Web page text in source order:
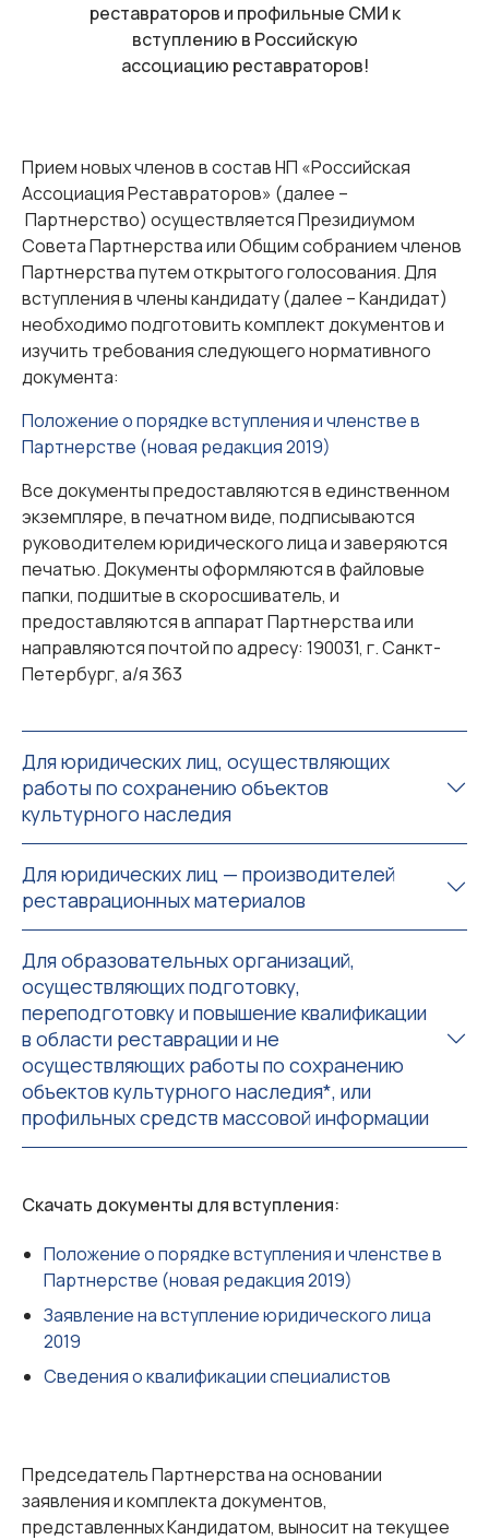
реставраторов и профильные СМИ к
вступлению в Российскую
ассоциацию реставраторов!
Прием новых членов в состав НП «Российская
Ассоциация Реставраторов» (далее –
Партнерство) осуществляется Президиумом
Совета Партнерства или Общим собранием членов
Партнерства путем открытого голосования. Для
вступления в члены кандидату (далее – Кандидат)
необходимо подготовить комплект документов и
изучить требования следующего нормативного
документа:
Положение о порядке вступления и членстве в
Партнерстве (новая редакция 2019)
Все документы предоставляются в единственном
экземпляре, в печатном виде, подписываются
руководителем юридического лица и заверяются
печатью. Документы оформляются в файловые
папки, подшитые в скоросшиватель, и
предоставляются в аппарат Партнерства или
направляются почтой по адресу: 190031, г. Санкт-
Петербург, а/я 363
Для юридических лиц, осуществляющих
работы по сохранению объектов
культурного наследия
Для юридических лиц — производителей
реставрационных материалов
Для образовательных организаций,
осуществляющих подготовку,
переподготовку и повышение квалификации
в области реставрации и не
осуществляющих работы по сохранению
объектов культурного наследия*, или
профильных средств массовой информации
Скачать документы для вступления:
Положение о порядке вступления и членстве в
Партнерстве (новая редакция 2019)
Заявление на вступление юридического лица
2019
Сведения о квалификации специалистов
Председатель Партнерства на основании
заявления и комплекта документов,
представленных Кандидатом, выносит на текущее